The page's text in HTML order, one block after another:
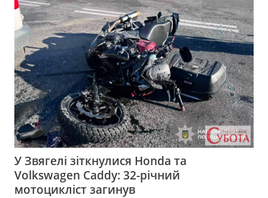
У Звягелі зіткнулися Honda та
Volkswagen Caddy: 32-річний
мотоцикліст загинув